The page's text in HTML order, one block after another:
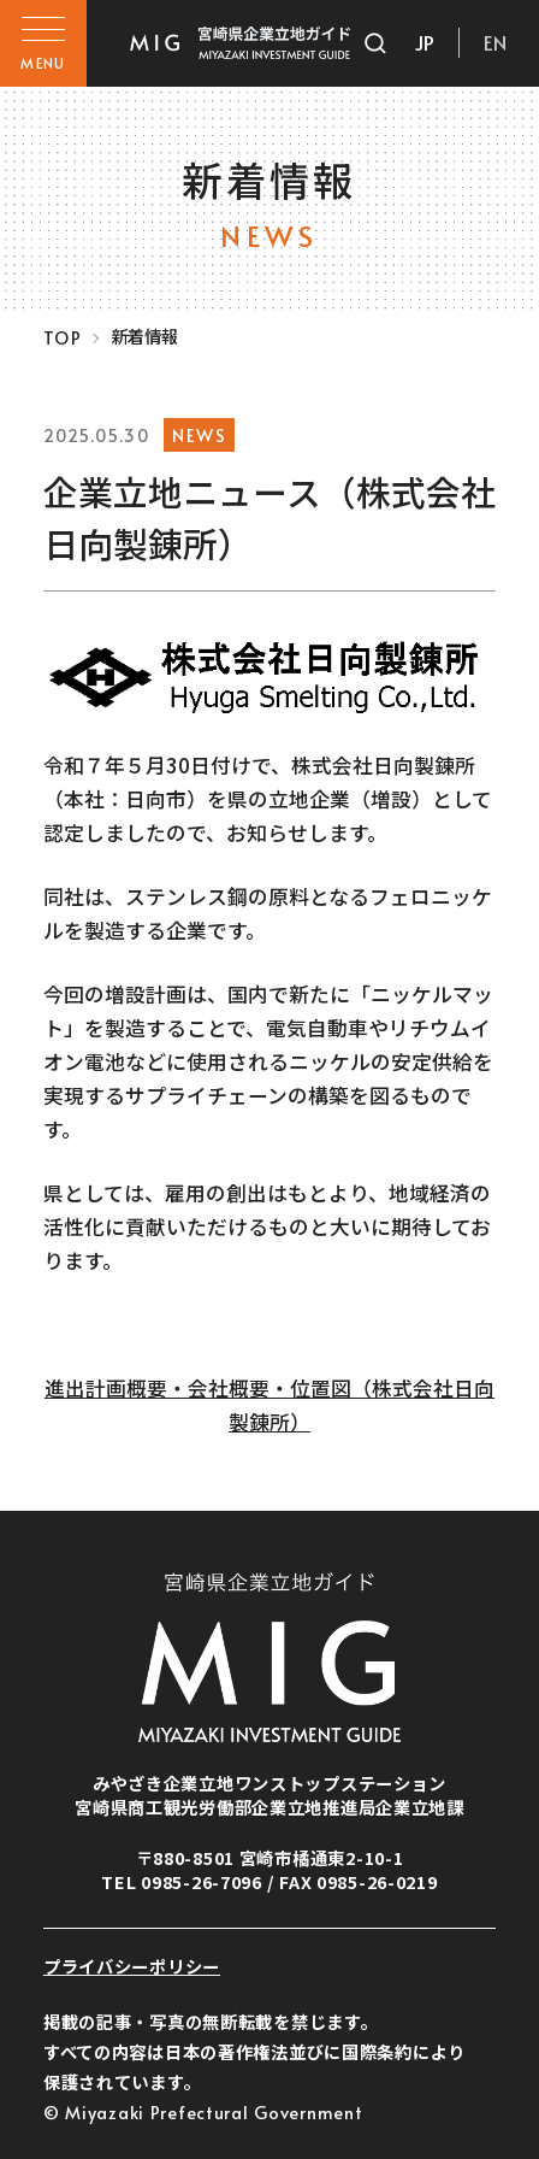
MENU
EN
JP
新着情報
NEWS
TOP 新着情報
2025.05.30 NEWS
企業立地ニュース（株式会社
日向製錬所）
令和７年５月30日付けで、株式会社日向製錬所
（本社：日向市）を県の立地企業（増設）として
認定しましたので、お知らせします。
同社は、ステンレス鋼の原料となるフェロニッケ
ルを製造する企業です。
今回の増設計画は、国内で新たに「ニッケルマッ
ト」を製造することで、電気自動車やリチウムイ
オン電池などに使用されるニッケルの安定供給を
実現するサプライチェーンの構築を図るもので
す。
県としては、雇用の創出はもとより、地域経済の
活性化に貢献いただけるものと大いに期待してお
ります。
進出計画概要・会社概要・位置図（株式会社日向
製錬所）
みやざき企業立地ワンストップステーション
宮崎県商工観光労働部企業立地推進局企業立地課
〒880-8501 宮崎市橘通東2-10-1
TEL 0985-26-7096/ FAX 0985-26-0219
プライバシーポリシー
掲載の記事・写真の無断転載を禁じます。
すべての内容は日本の著作権法並びに国際条約により
保護されています。
© Miyazaki Prefectural Government